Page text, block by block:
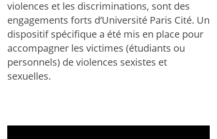
violences et les discriminations, sont des
engagements forts d’Université Paris Cité. Un
dispositif spécifique a été mis en place pour
accompagner les victimes (étudiants ou
personnels) de violences sexistes et
sexuelles.